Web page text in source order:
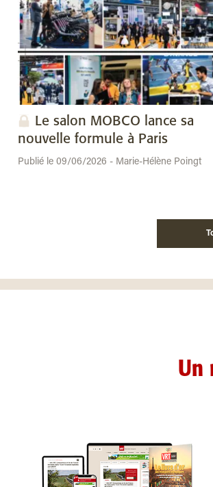
Le salon MOBCO lance sa
nouvelle formule à Paris
Publié le 09/06/2026 - Marie-Hélène Poingt
Un